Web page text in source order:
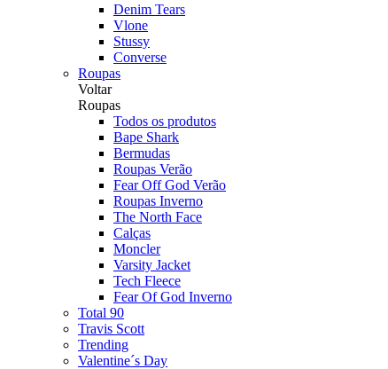
Denim Tears
Vlone
Stussy
Converse
Roupas
Voltar
Roupas
Todos os produtos
Bape Shark
Bermudas
Roupas Verão
Fear Off God Verão
Roupas Inverno
The North Face
Calças
Moncler
Varsity Jacket
Tech Fleece
Fear Of God Inverno
Total 90
Travis Scott
Trending
Valentine´s Day